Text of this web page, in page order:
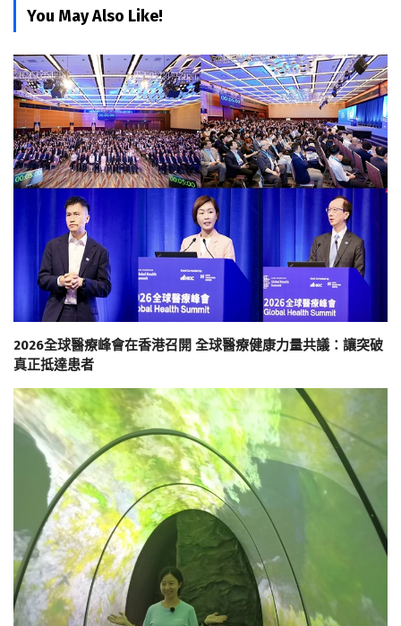
You May Also Like!
2026全球醫療峰會在香港召開 全球醫療健康力量共議：讓突破
真正抵達患者